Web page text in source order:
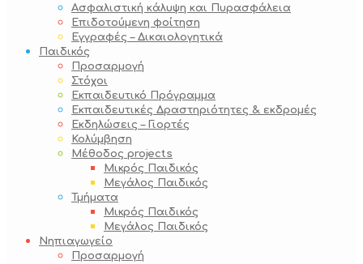
Ασφαλιστική κάλυψη και Πυρασφάλεια
Επιδοτούμενη φοίτηση
Εγγραφές – Δικαιολογητικά
Παιδικός
Προσαρμογή
Στόχοι
Εκπαιδευτικό Πρόγραμμα
Εκπαιδευτικές Δραστηριότητες & εκδρομές
Εκδηλώσεις – Γιορτές
Κολύμβηση
Μέθοδος projects
Μικρός Παιδικός
Μεγάλος Παιδικός
Τμήματα
Μικρός Παιδικός
Μεγάλος Παιδικός
Νηπιαγωγείο
Προσαρμογή